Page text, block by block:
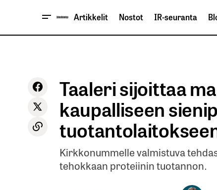
Artikkelit Nostot IR-seuranta
Taaleri sijoittaa
kaupalliseen
Kirkkonummelle valmistuva
tehokkaan proteiinin tuotannon.